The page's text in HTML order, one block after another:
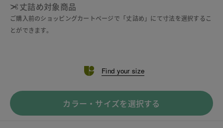
丈詰め対象商品
ご購入前のショッピングカートページで「丈詰め」にて寸法を選択するこ
とができます。
Find your size
カラー・サイズを選択する